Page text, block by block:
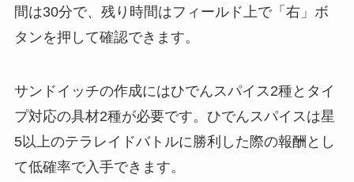
間は30分で、残り時間はフィールド上で「右」ボ
タンを押して確認できます。
サンドイッチの作成にはひでんスパイス2種とタイ
プ対応の具材2種が必要です。ひでんスパイスは星
5以上のテラレイドバトルに勝利した際の報酬とし
て低確率で入手できます。